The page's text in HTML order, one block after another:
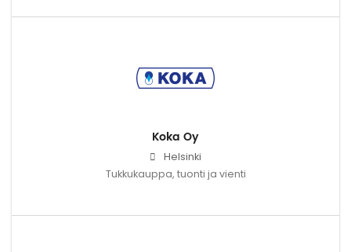
Koka Oy
Helsinki
Tukkukauppa, tuonti ja vienti